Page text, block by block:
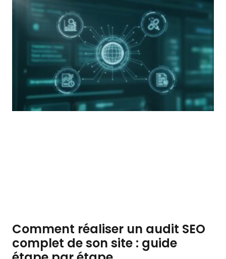
Comment réaliser un audit SEO
complet de son site : guide